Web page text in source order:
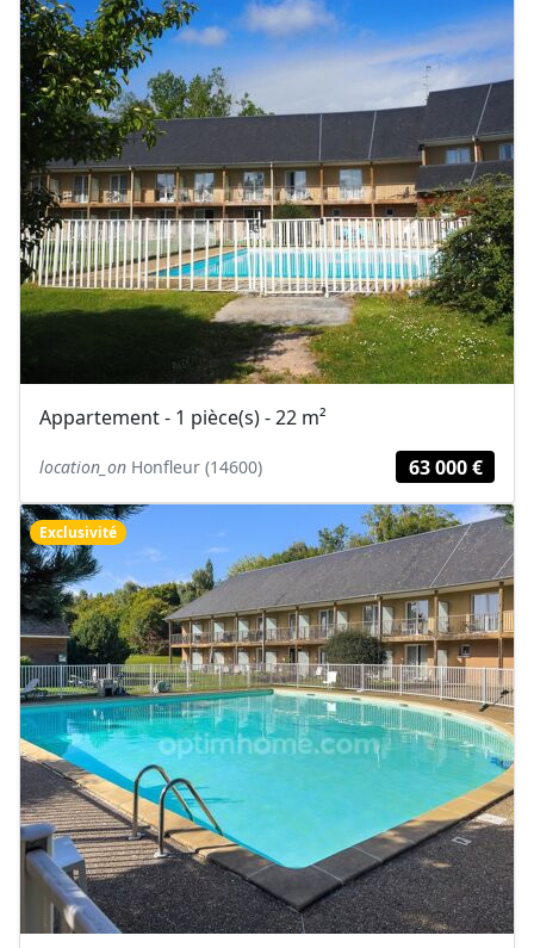
Appartement - 1 pièce(s) - 22 m²
location_on Honfleur (14600) 63 000 €
Exclusivité